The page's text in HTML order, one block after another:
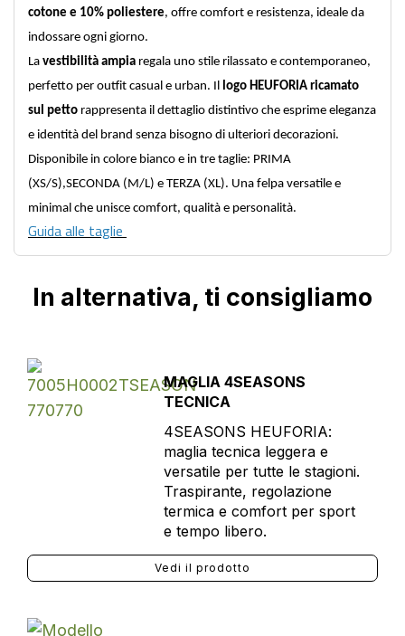
cotone e 10% poliestere, offre comfort e resistenza, ideale da
indossare ogni giorno.
La vestibilità ampia regala uno stile rilassato e contemporaneo,
perfetto per outfit casual e urban. Il logo HEUFORIA ricamato
sul petto rappresenta il dettaglio distintivo che esprime eleganza
e identità del brand senza bisogno di ulteriori decorazioni.
Disponibile in colore bianco e in tre taglie: PRIMA
(XS/S),SECONDA (M/L) e TERZA (XL). Una felpa versatile e
minimal che unisce comfort, qualità e personalità.
Guida alle taglie
In alternativa, ti consigliamo
MAGLIA 4SEASONS
TECNICA
4SEASONS HEUFORIA:
maglia tecnica leggera e
versatile per tutte le stagioni.
Traspirante, regolazione
termica e comfort per sport
e tempo libero.
Vedi il prodotto